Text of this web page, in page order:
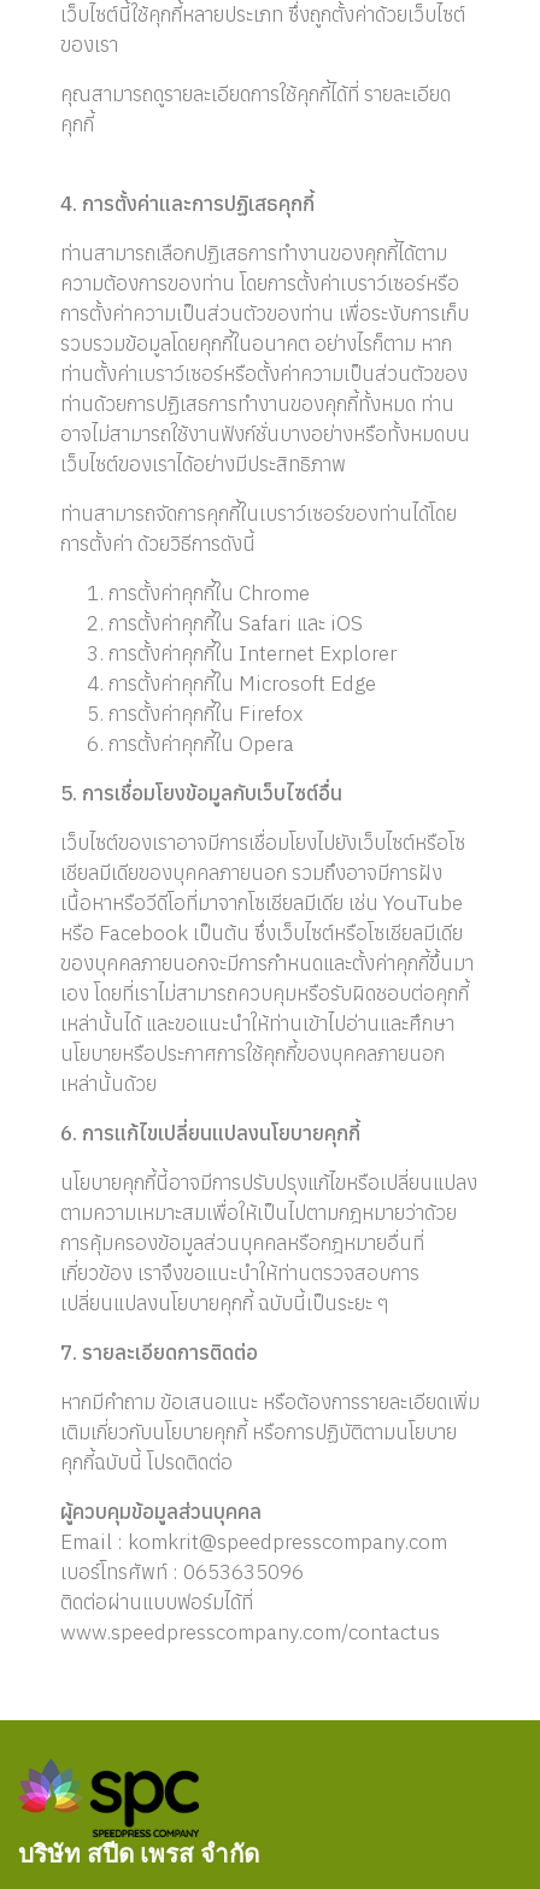
เว็บไซต์นี้ใช้คุกกี้หลายประเภท ซึ่งถูกตั้งค่าด้วยเว็บไซต์
ของเรา
คุณสามารถดูรายละเอียดการใช้คุกกี้ได้ที่ รายละเอียด
คุกกี้
4. การตั้งค่าและการปฏิเสธคุกกี้
ท่านสามารถเลือกปฏิเสธการทำงานของคุกกี้ได้ตาม
ความต้องการของท่าน โดยการตั้งค่าเบราว์เซอร์หรือ
การตั้งค่าความเป็นส่วนตัวของท่าน เพื่อระงับการเก็บ
รวบรวมข้อมูลโดยคุกกี้ในอนาคต อย่างไรก็ตาม หาก
ท่านตั้งค่าเบราว์เซอร์หรือตั้งค่าความเป็นส่วนตัวของ
ท่านด้วยการปฏิเสธการทำงานของคุกกี้ทั้งหมด ท่าน
อาจไม่สามารถใช้งานฟังก์ชั่นบางอย่างหรือทั้งหมดบน
เว็บไซต์ของเราได้อย่างมีประสิทธิภาพ
ท่านสามารถจัดการคุกกี้ในเบราว์เซอร์ของท่านได้โดย
การตั้งค่า ด้วยวิธีการดังนี้
การตั้งค่าคุกกี้ใน Chrome
การตั้งค่าคุกกี้ใน Safari และ iOS
การตั้งค่าคุกกี้ใน Internet Explorer
การตั้งค่าคุกกี้ใน Microsoft Edge
การตั้งค่าคุกกี้ใน Firefox
การตั้งค่าคุกกี้ใน Opera
5. การเชื่อมโยงข้อมูลกับเว็บไซต์อื่น
เว็บไซต์ของเราอาจมีการเชื่อมโยงไปยังเว็บไซต์หรือโซ
เชียลมีเดียของบุคคลภายนอก รวมถึงอาจมีการฝัง
เนื้อหาหรือวีดีโอที่มาจากโซเชียลมีเดีย เช่น YouTube
หรือ Facebook เป็นต้น ซึ่งเว็บไซต์หรือโซเชียลมีเดีย
ของบุคคลภายนอกจะมีการกำหนดและตั้งค่าคุกกี้ขึ้นมา
เอง โดยที่เราไม่สามารถควบคุมหรือรับผิดชอบต่อคุกกี้
เหล่านั้นได้ และขอแนะนำให้ท่านเข้าไปอ่านและศึกษา
นโยบายหรือประกาศการใช้คุกกี้ของบุคคลภายนอก
เหล่านั้นด้วย
6. การแก้ไขเปลี่ยนแปลงนโยบายคุกกี้
นโยบายคุกกี้นี้อาจมีการปรับปรุงแก้ไขหรือเปลี่ยนแปลง
ตามความเหมาะสมเพื่อให้เป็นไปตามกฎหมายว่าด้วย
การคุ้มครองข้อมูลส่วนบุคคลหรือกฎหมายอื่นที่
เกี่ยวข้อง เราจึงขอแนะนำให้ท่านตรวจสอบการ
เปลี่ยนแปลงนโยบายคุกกี้ ฉบับนี้เป็นระยะ ๆ
7. รายละเอียดการติดต่อ
หากมีคำถาม ข้อเสนอแนะ หรือต้องการรายละเอียดเพิ่ม
เติมเกี่ยวกับนโยบายคุกกี้ หรือการปฏิบัติตามนโยบาย
คุกกี้ฉบับนี้ โปรดติดต่อ
ผู้ควบคุมข้อมูลส่วนบุคคล
Email : komkrit@speedpresscompany.com
เบอร์โทรศัพท์ : 0653635096
ติดต่อผ่านแบบฟอร์มได้ที่
www.speedpresscompany.com/contactus
บริษัท สปีด เพรส จำกัด